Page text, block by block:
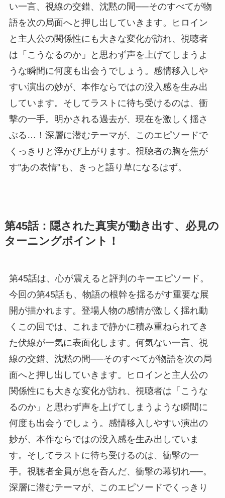
い一言、視線の交錯、沈黙の間──そのすべてが物
語を次の局面へと押し出していきます。ヒロイン
と主人公の関係性にも大きな変化が訪れ、視聴者
は「こうなるのか」と思わず声を上げてしまうよ
うな瞬間に何度も出会うでしょう。感情移入しや
すい演出の妙が、本作ならではの没入感を生み出
しています。そしてラストに待ち受けるのは、衝
撃の一手。明かされる過去が、現在を激しく揺さ
ぶる…！深層に潜むテーマが、このエピソードで
くっきりと浮かび上がります。視聴者の胸を焦が
す"あの表情"も、きっと語り草になるはず。
第45話：隠された真実が動き出す、必見の
ターニングポイント！
第45話は、心が震えると評判のキーエピソード。
今回の第45話も、物語の根幹を揺るがす重要な展
開が描かれます。登場人物の感情が激しく揺れ動
くこの回では、これまで静かに積み重ねられてき
た伏線が一気に表面化します。何気ない一言、視
線の交錯、沈黙の間──そのすべてが物語を次の局
面へと押し出していきます。ヒロインと主人公の
関係性にも大きな変化が訪れ、視聴者は「こうな
るのか」と思わず声を上げてしまうような瞬間に
何度も出会うでしょう。感情移入しやすい演出の
妙が、本作ならではの没入感を生み出していま
す。そしてラストに待ち受けるのは、衝撃の一
手。視聴者全員が息を呑んだ、衝撃の幕切れ──。
深層に潜むテーマが、このエピソードでくっきり